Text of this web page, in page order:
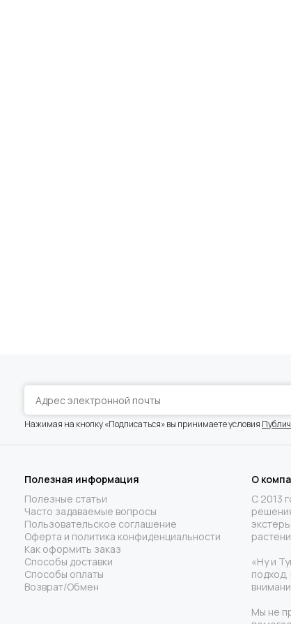
Нажимая на кнопку «Подписаться» вы принимаете условия
Полезная информация
Полезные статьи
Часто задаваемые вопросы
Пользовательское соглашение
Оферта и политика конфиденциальности
Как оформить заказ
Способы доставки
Способы оплаты
Возврат/Обмен
О
С 2013
«Ну и
подход,
Мы не